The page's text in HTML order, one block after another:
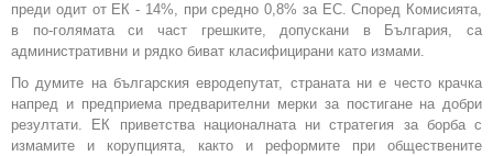
преди одит от ЕК - 14%, при средно 0,8% за ЕС. Според Комисията,
в по-голямата си част грешките, допускани в България, са
административни и рядко биват класифицирани като измами.
По думите на българския евродепутат, страната ни е често крачка
напред и предприема предварителни мерки за постигане на добри
резултати. ЕК приветства националната ни стратегия за борба с
измамите и корупцията, както и реформите при обществените